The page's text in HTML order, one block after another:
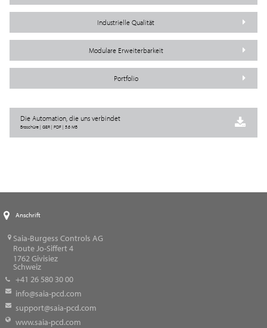
Industrielle Qualität
Modulare Erweiterbarkeit
Portfolio
Die Automation, die uns verbindet
Broschüre | GER | PDF | 5.6 MB
Anschrift
Saia-Burgess Controls AG
Route Jo-Siffert 4
1762Givisiez
Schweiz
+41 26 580 30 00
info@saia-pcd.com
support@saia-pcd.com
www.saia-pcd.com